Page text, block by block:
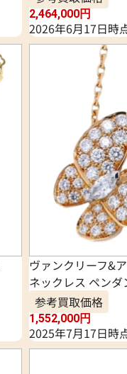
2,464,000円
2026年6月17日時
ヴァンクリーフ&
ネックレス ペン
参考買取価格
1,552,000円
2025年7月17日時